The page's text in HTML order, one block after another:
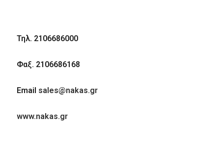
Τηλ. 2106686000
Φαξ. 2106686168
Email sales@nakas.gr
www.nakas.gr